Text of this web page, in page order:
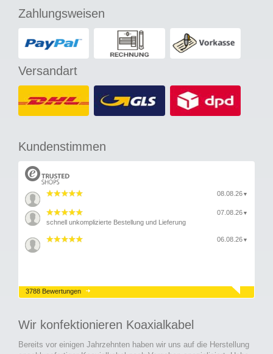
Zahlungsweisen
Versandart
Kundenstimmen
08.08.26 ▼
07.08.26 ▼
schnell unkomplizierte Bestellung und Lieferung
06.08.26 ▼
3788 Bewertungen
Wir konfektionieren Koaxialkabel
Bereits vor einigen Jahrzehnten haben wir uns auf die Herstellung